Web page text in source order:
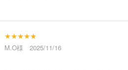
★★★★★
M.O様 2025/11/16